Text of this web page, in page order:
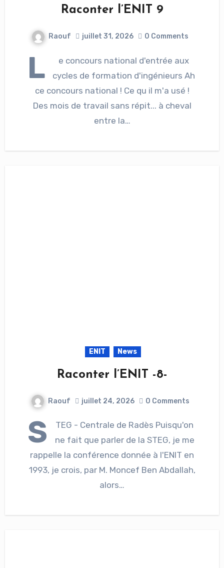
Raconter l’ENIT 9
Raouf juillet 31, 2026 0 Comments
L
e concours national d'entrée aux
cycles de formation d'ingénieurs Ah
ce concours national ! Ce qu il m'a usé !
Des mois de travail sans répit... à cheval
entre la…
ENIT News
Raconter l’ENIT -8-
Raouf juillet 24, 2026 0 Comments
S
TEG - Centrale de Radès Puisqu'on
ne fait que parler de la STEG, je me
rappelle la conférence donnée à l'ENIT en
1993, je crois, par M. Moncef Ben Abdallah,
alors…